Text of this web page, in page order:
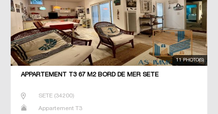
11 PHOTO(S)
APPARTEMENT T3 67 M2 BORD DE MER SETE
SETE(34200)
Appartement T3